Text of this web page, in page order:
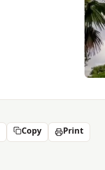
Copy Print